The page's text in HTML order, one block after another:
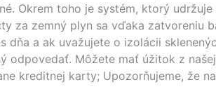
Okrem toho je systém, ktorý
za zemný plyn sa vďaka zatvoreniu
a ak uvažujete o izolácii
odpovedať. Môžete mať úžitok z
kreditnej karty; Upozorňujeme, že